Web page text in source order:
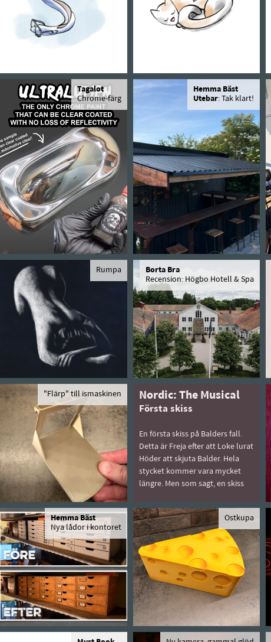
Tagalot
Chrome-färg
Hemma Bäst
Utebar: Tak klart!
Rumpa
Borta Bra
Recension: Högbo Hotell & Spa
"Flärp" till ismaskinen Nordic: The Musical
Första skiss
En första skiss på Balders fall.
Detta är Freja efter att Loke lurat
Höder att skjuta Balder. Hela
stycket kommer vara mycket
längre. Men som sagt, en skiss
Hemma Bäst
Nya lådor i kontoret
Ostkupa